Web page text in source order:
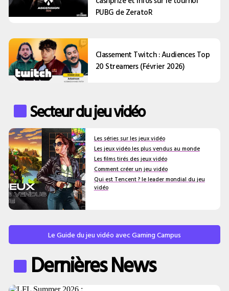
PUBG de ZeratoR
Classement Twitch : Audiences Top
20 Streamers (Février 2026)
Secteur du jeu vidéo
Les séries sur les jeux vidéo
Les jeux vidéo les plus vendus au monde
Les films tirés des jeux vidéo
Comment créer un jeu vidéo
Qui est Tencent ? le leader mondial du jeu
vidéo
Le Guide du jeu vidéo avec Gaming Campus
Dernières News